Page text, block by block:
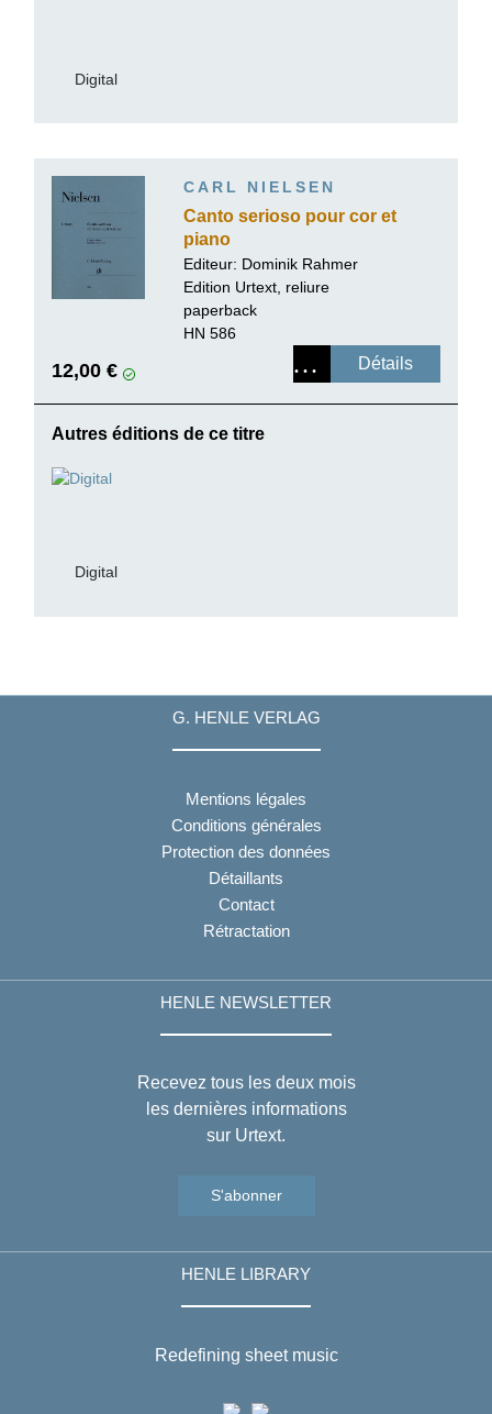
Digital
CARL NIELSEN
Canto serioso pour cor et
piano
Editeur: Dominik Rahmer
Edition Urtext, reliure
paperback
HN 586
12,00 € Détails
Autres éditions de ce titre
Digital
G. HENLE VERLAG
Mentions légales
Conditions générales
Protection des données
Détaillants
Contact
Rétractation
HENLE NEWSLETTER
Recevez tous les deux mois
les dernières informations
sur Urtext.
S'abonner
HENLE LIBRARY
Redefining sheet music